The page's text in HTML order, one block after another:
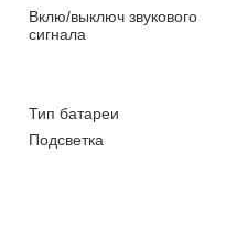
Вклю/выключ звукового
сигнала
Тип батареи
Подсветка